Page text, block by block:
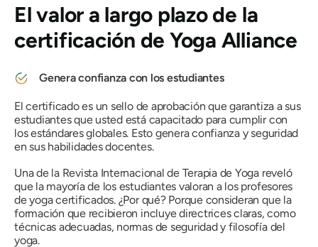
El valor a largo plazo de la
certificación de Yoga Alliance
Genera confianza con los estudiantes
El certificado es un sello de aprobación que garantiza a sus
estudiantes que usted está capacitado para cumplir con
los estándares globales. Esto genera confianza y seguridad
en sus habilidades docentes.
Unade la Revista Internacional de Terapia de Yoga reveló
que la mayoría de los estudiantes valoran a los profesores
de yoga certificados. ¿Por qué? Porque consideran que la
formación que recibieron incluye directrices claras, como
técnicas adecuadas, normas de seguridad y filosofía del
yoga.